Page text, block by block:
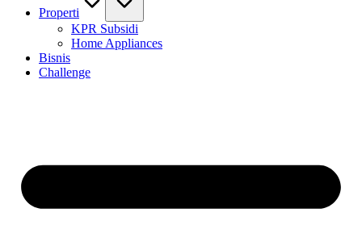
Properti
KPR Subsidi
Home Appliances
Bisnis
Challenge